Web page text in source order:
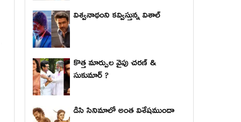
విశ్వనాథంని కవ్విస్తున్న విశాల్
కొత్త మార్పుల వైపు చరణ్ &
సుకుమార్ ?
డిసి సినిమాలో అంత విశేషముందా